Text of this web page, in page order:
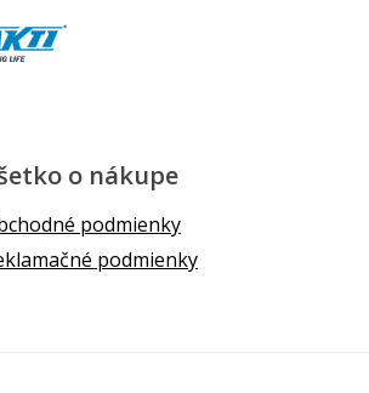
o nákupe
podmienky
podmienky